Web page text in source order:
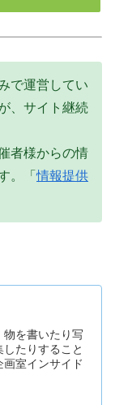
で運営してい
、サイト継続
者様からの情
。「情報提供
物を書いたり写
たりすること
室インサイド